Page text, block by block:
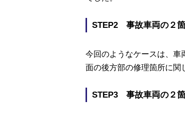
STEP2 事故車両の２
今回のようなケースは、車
面の後方部の修理箇所に関
STEP3 事故車両の２